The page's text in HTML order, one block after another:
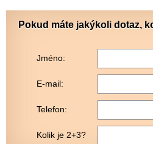
Pokud máte jakýkoli dotaz,
Jméno:
E-mail:
Telefon:
Kolik je 2+3?